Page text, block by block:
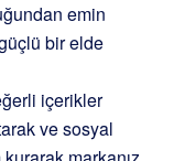
emin
bir elde
içerikler
ve sosyal